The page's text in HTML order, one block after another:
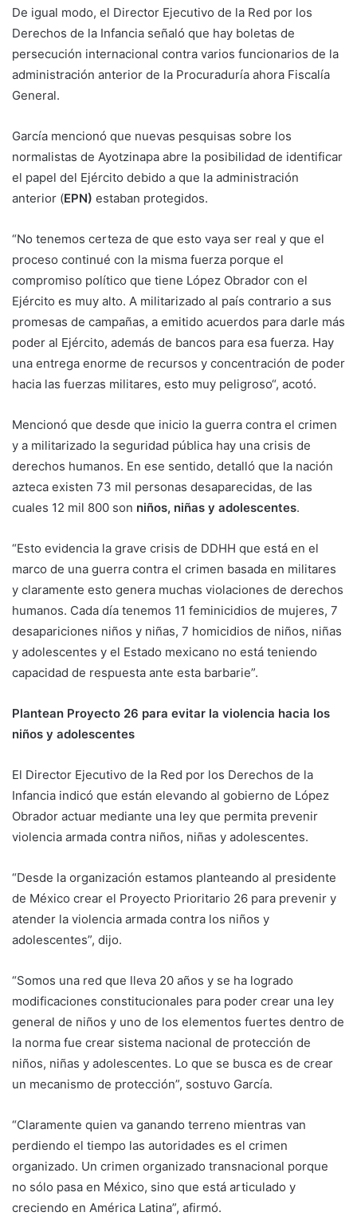
De igual modo, el Director Ejecutivo de la Red por los
Derechos de la Infancia señaló que hay boletas de
persecución internacional contra varios funcionarios de la
administración anterior de la Procuraduría ahora Fiscalía
General.
García mencionó que nuevas pesquisas sobre los
normalistas de Ayotzinapa abre la posibilidad de identificar
el papel del Ejército debido a que la administración
anterior (EPN) estaban protegidos.
“No tenemos certeza de que esto vaya ser real y que el
proceso continué con la misma fuerza porque el
compromiso político que tiene López Obrador con el
Ejército es muy alto. A militarizado al país contrario a sus
promesas de campañas, a emitido acuerdos para darle más
poder al Ejército, además de bancos para esa fuerza. Hay
una entrega enorme de recursos y concentración de poder
hacia las fuerzas militares, esto muy peligroso“, acotó.
Mencionó que desde que inicio la guerra contra el crimen
y a militarizado la seguridad pública hay una crisis de
derechos humanos. En ese sentido, detalló que la nación
azteca existen 73 mil personas desaparecidas, de las
cuales 12 mil 800 son niños, niñas y adolescentes.
“Esto evidencia la grave crisis de DDHH que está en el
marco de una guerra contra el crimen basada en militares
y claramente esto genera muchas violaciones de derechos
humanos. Cada día tenemos 11 feminicidios de mujeres, 7
desapariciones niños y niñas, 7 homicidios de niños, niñas
y adolescentes y el Estado mexicano no está teniendo
capacidad de respuesta ante esta barbarie”.
Plantean Proyecto 26 para evitar la violencia hacia los
niños y adolescentes
El Director Ejecutivo de la Red por los Derechos de la
Infancia indicó que están elevando al gobierno de López
Obrador actuar mediante una ley que permita prevenir
violencia armada contra niños, niñas y adolescentes.
“Desde la organización estamos planteando al presidente
de México crear el Proyecto Prioritario 26 para prevenir y
atender la violencia armada contra los niños y
adolescentes”, dijo.
“Somos una red que lleva 20 años y se ha logrado
modificaciones constitucionales para poder crear una ley
general de niños y uno de los elementos fuertes dentro de
la norma fue crear sistema nacional de protección de
niños, niñas y adolescentes. Lo que se busca es de crear
un mecanismo de protección”, sostuvo García.
“Claramente quien va ganando terreno mientras van
perdiendo el tiempo las autoridades es el crimen
organizado. Un crimen organizado transnacional porque
no sólo pasa en México, sino que está articulado y
creciendo en América Latina”, afirmó.